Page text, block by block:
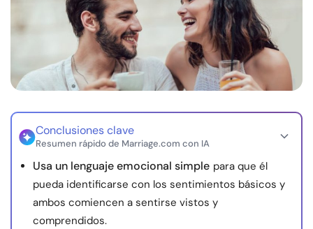
Recursos
Comunidad
Encuentra un terapeuta
Idioma
Conclusiones clave
Resumen rápido de Marriage.com con IA
Usa un lenguaje emocional simple para que él
pueda identificarse con los sentimientos básicos y
ambos comiencen a sentirse vistos y
comprendidos.